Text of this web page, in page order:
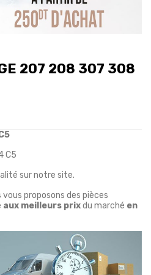
207 208 307 308
C5
sur notre site.
proposons des pièces
aux meilleurs prixdu marché en